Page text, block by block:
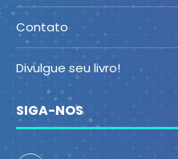
Contato
Divulgue seu livro!
SIGA-NOS